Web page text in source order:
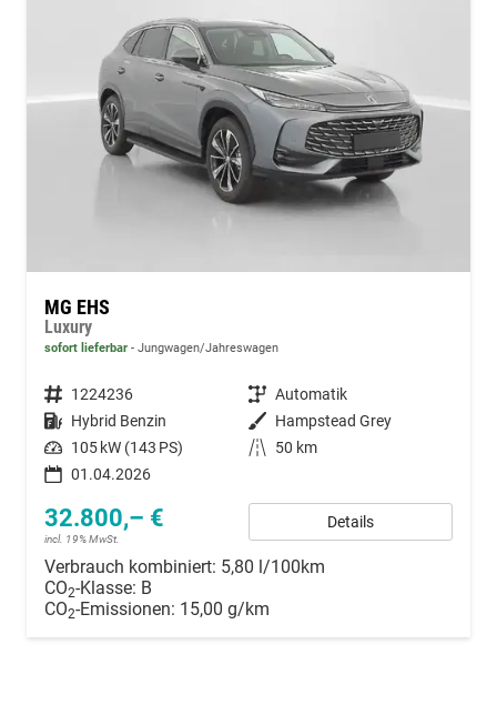
MG EHS
Luxury
sofort lieferbar Jungwagen/Jahreswagen
Fahrzeugnummer 1224236 Getriebe Automatik
Kraftstoff Hybrid Benzin Außenfarbe Hampstead Grey
Leistung 105 kW (143 PS) Kilometerstand
50 km
01.04.2026
32.800,– €
incl. 19% MwSt.
Details
Verbrauch kombiniert: 5,80 l/100km
CO2-Klasse: B
CO2-Emissionen: 15,00 g/km